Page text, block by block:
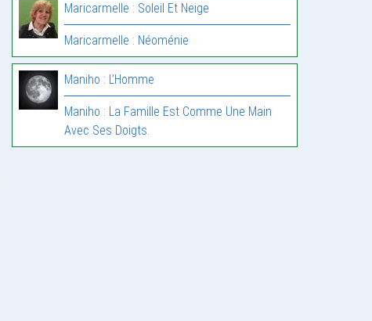
Maricarmelle : Soleil Et Neige
Maricarmelle : Néoménie
Maniho : L’Homme
Maniho : La Famille Est Comme Une Main
Avec Ses Doigts.